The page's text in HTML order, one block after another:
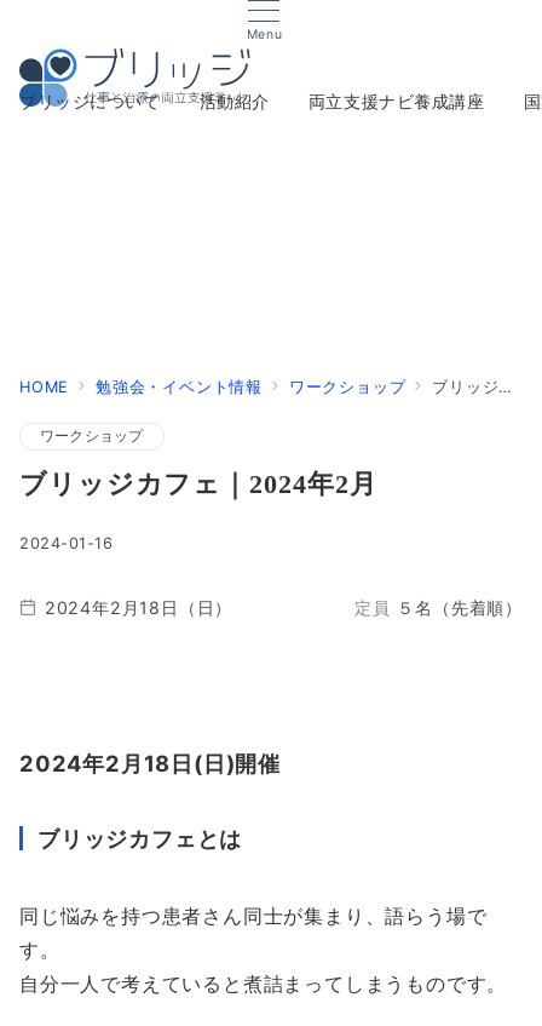
Menu
ブリッジについて 活動紹介 両立支援ナビ養成講座
HOME 勉強会・イベント情報 ワークショップ ブリッジカフェ｜2024年2月
ワークショップ
ブリッジカフェ｜2024年2月
2024-01-16
2024年2月18日（日） 定員 ５名（先着順）
2024年2月18日(日)開催
ブリッジカフェとは
同じ悩みを持つ患者さん同士が集まり、語らう場で
す。
自分一人で考えていると煮詰まってしまうものです。